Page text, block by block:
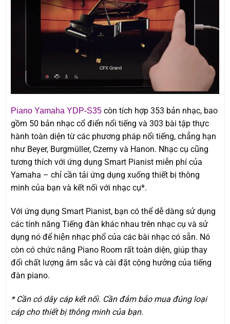
Piano Yamaha YDP-S35còn tích hợp 353 bản nhạc, bao
gồm 50 bản nhạc cổ điển nổi tiếng và 303 bài tập thực
hành toàn diện từ các phương pháp nổi tiếng, chẳng hạn
như Beyer, Burgmüller, Czerny và Hanon. Nhạc cụ cũng
tương thích với ứng dụng Smart Pianist miễn phí của
Yamaha – chỉ cần tải ứng dụng xuống thiết bị thông
minh của bạn và kết nối với nhạc cụ*.
Với ứng dụng Smart Pianist, bạn có thể dễ dàng sử dụng
các tính năng Tiếng đàn khác nhau trên nhạc cụ và sử
dụng nó để hiện nhạc phổ của các bài nhạc có sẵn. Nó
còn có chức năng Piano Room rất toàn diện, giúp thay
đổi chất lượng âm sắc và cài đặt cộng hưởng của tiếng
đàn piano.
* Cần có dây cáp kết nối. Cần đảm bảo mua đúng loại
cáp cho thiết bị thông minh của bạn.